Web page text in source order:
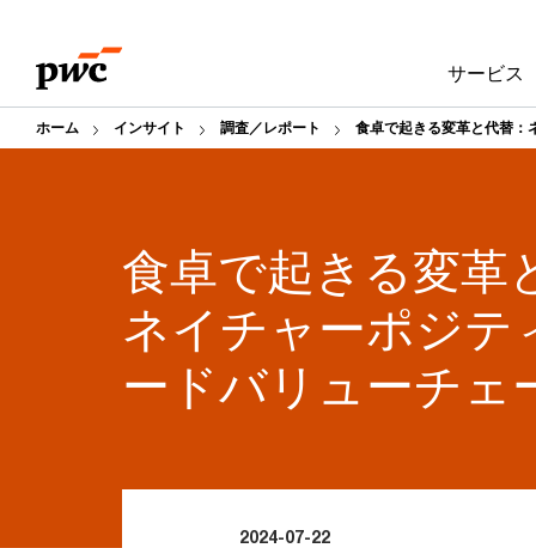
content
footer
サービス
ホーム インサイト 調査／レポート 食卓で起きる変革と代替：
食卓で起きる変革
ネイチャーポジテ
ードバリューチェ
2024-07-22